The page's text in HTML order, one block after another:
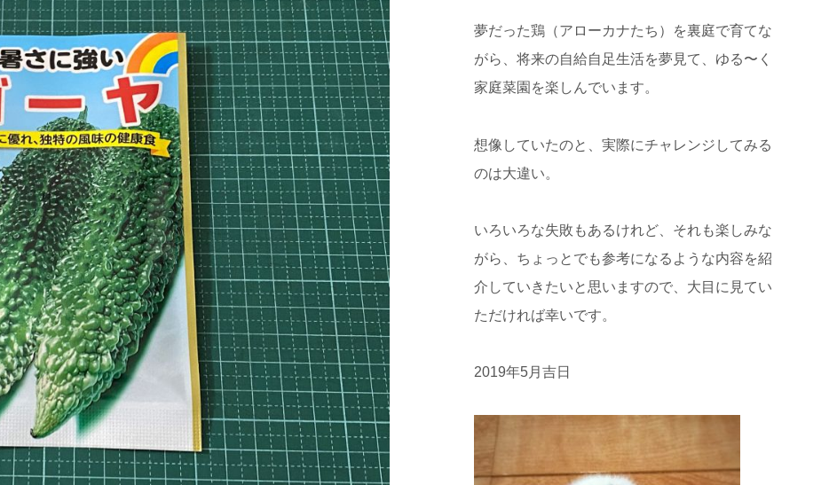
夢だった鶏（アローカナたち）を裏庭で育てな
がら、将来の自給自足生活を夢見て、ゆる〜く
家庭菜園を楽しんでいます。
想像していたのと、実際にチャレンジしてみる
のは大違い。
いろいろな失敗もあるけれど、それも楽しみな
がら、ちょっとでも参考になるような内容を紹
介していきたいと思いますので、大目に見てい
ただければ幸いです。
2019年5月吉日